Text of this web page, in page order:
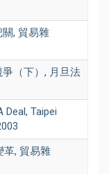
, 貿易雜
（下）, 月旦法
Taipei
革, 貿易雜